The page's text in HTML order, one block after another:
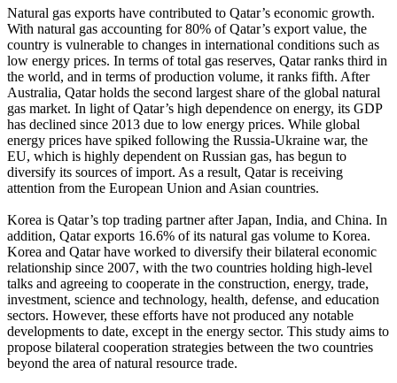
Natural gas exports have contributed to Qatar’s economic growth.
With natural gas accounting for 80% of Qatar’s export value, the
country is vulnerable to changes in international conditions such as
low energy prices. In terms of total gas reserves, Qatar ranks third in
the world, and in terms of production volume, it ranks fifth. After
Australia, Qatar holds the second largest share of the global natural
gas market. In light of Qatar’s high dependence on energy, its GDP
has declined since 2013 due to low energy prices. While global
energy prices have spiked following the Russia-Ukraine war, the
EU, which is highly dependent on Russian gas, has begun to
diversify its sources of import. As a result, Qatar is receiving
attention from the European Union and Asian countries.
Korea is Qatar’s top trading partner after Japan, India, and China. In
addition, Qatar exports 16.6% of its natural gas volume to Korea.
Korea and Qatar have worked to diversify their bilateral economic
relationship since 2007, with the two countries holding high-level
talks and agreeing to cooperate in the construction, energy, trade,
investment, science and technology, health, defense, and education
sectors. However, these efforts have not produced any notable
developments to date, except in the energy sector. This study aims to
propose bilateral cooperation strategies between the two countries
beyond the area of natural resource trade.